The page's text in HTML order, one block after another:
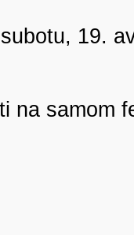
19.
na samom